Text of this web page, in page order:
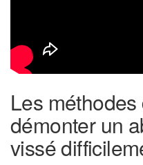
Les
démonter un
vissé